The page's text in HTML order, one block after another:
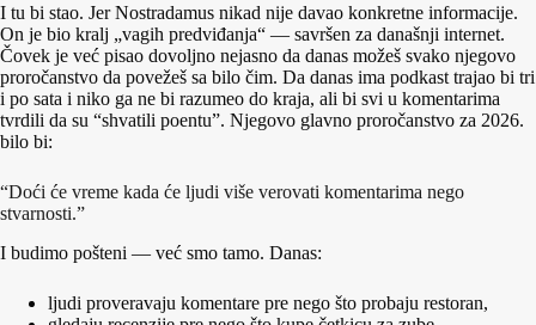
I tu bi stao. Jer Nostradamus nikad nije davao konkretne informacije.
On je bio kralj „vagih predviđanja“ — savršen za današnji internet.
Čovek je već pisao dovoljno nejasno da danas možeš svako njegovo
proročanstvo da povežeš sa bilo čim. Da danas ima podkast trajao bi tri
i po sata i niko ga ne bi razumeo do kraja, ali bi svi u komentarima
tvrdili da su “shvatili poentu”. Njegovo glavno proročanstvo za 2026.
bilo bi:
“Doći će vreme kada će ljudi više verovati komentarima nego
stvarnosti.”
I budimo pošteni — već smo tamo. Danas:
ljudi proveravaju komentare pre nego što probaju restoran,